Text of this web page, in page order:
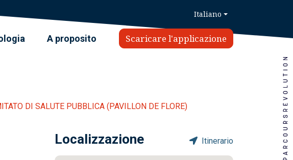
A proposito Scaricare l'applicazione
Italiano
DI SALUTE PUBBLICA (PAVILLON DE FLORE)
Localizzazione Itinerario